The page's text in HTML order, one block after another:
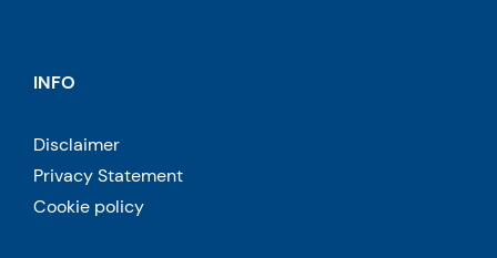
INFO
Disclaimer
Privacy Statement
Cookie policy